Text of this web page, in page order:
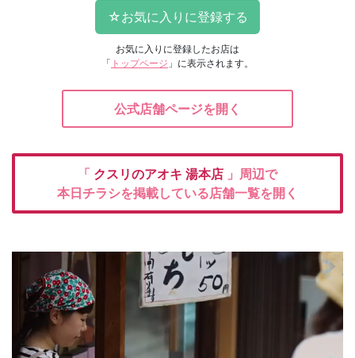
お気に入りに登録したお店は
「 トップページ 」に表示されます。
公式店舗ページを開く
「 クスリのアオキ 湯本店 」周辺で
本日チラシを掲載している店舗一覧を開く